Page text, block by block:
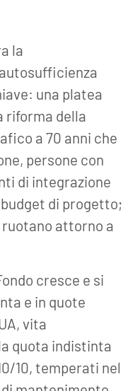
la
una platea
riforma della
a 70 anni che
persone con
di integrazione
di progetto;
attorno a
cresce e si
e in quote
vita
quota indistinta
10, temperati nel